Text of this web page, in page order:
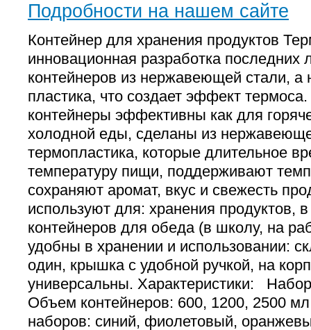
Подробности на нашем сайте
Контейнер для хранения продуктов
инновационная разработка последних
контейнеров из нержавеющей стали, а
пластика, что создает эффект
контейнеры эффективны как для
холодной еды, сделаны из
термопластика, которые длительное
температуру пищи, поддерживают
сохраняют аромат, вкус и свежесть
используют для: хранения продуктов, в
контейнеров для обеда (в школу, на
удобны в хранении и использовании:
один, крышка с удобной ручкой, на
универсальны. Характеристики:
Объем контейнеров: 600, 1200, 2500
наборов: синий, фиолетовый,